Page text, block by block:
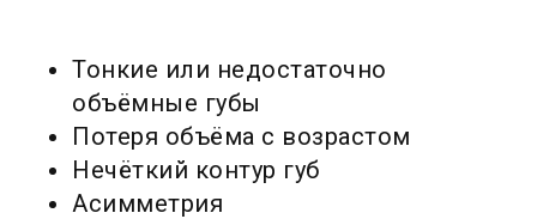
Тонкие или недостаточно
объёмные губы
Потеря объёма с возрастом
Нечёткий контур губ
Асимметрия